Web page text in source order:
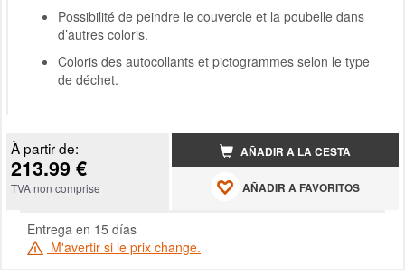
Possibilité de peindre le couvercle et la poubelle dans
d’autres coloris.
Coloris des autocollants et pictogrammes selon le type
de déchet.
À partir de:
213.99 €
TVA non comprise
AÑADIR A LA CESTA
AÑADIR A FAVORITOS
Entrega en 15 días
M'avertir si le prix change.